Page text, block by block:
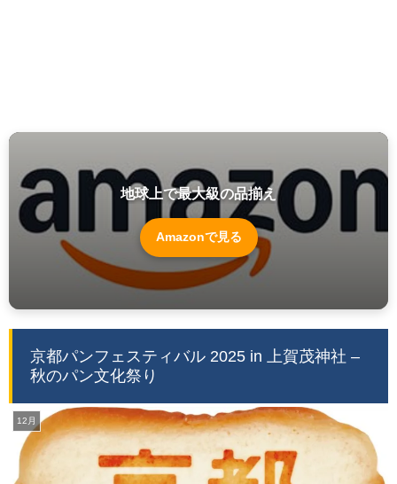
地球上で最大級の品揃え
Amazonで見る
京都パンフェスティバル 2025 in 上賀茂神社 –
秋のパン文化祭り
12月